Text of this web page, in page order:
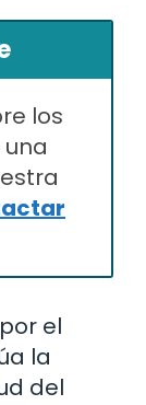
los
el
la
del